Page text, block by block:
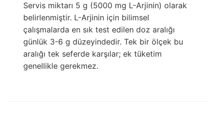
Servis miktarı 5 g (5000 mg L-Arjinin) olarak
belirlenmiştir. L-Arjinin için bilimsel
çalışmalarda en sık test edilen doz aralığı
günlük 3-6 g düzeyindedir. Tek bir ölçek bu
aralığı tek seferde karşılar; ek tüketim
genellikle gerekmez.